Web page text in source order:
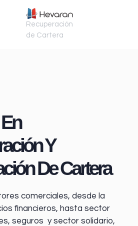
Recuperación
de Cartera
Y
De Cartera
comerciales, desde la
financieros, hasta sector
seguros y sector solidario,